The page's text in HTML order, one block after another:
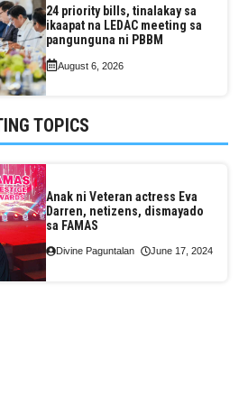
24 priority bills, tinalakay sa
ikaapat na LEDAC meeting sa
pangunguna ni PBBM
August 6, 2026
TOPICS
Anak ni Veteran actress Eva
Darren, netizens, dismayado
sa FAMAS
Divine Paguntalan June 17, 2024